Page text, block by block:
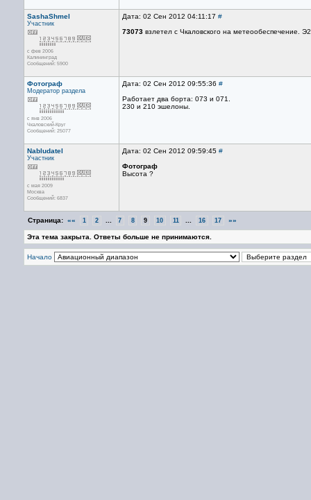
SashaShmel
Участник
с фев 2006
Калининград
Сообщений: 5900
Дата: 02 Сен 2012 04:11:17 #
73073 взлетел с Чкаловского на метеообеспечение.
Фотограф
Модератор раздела
с янв 2006
Чкаловский-Круг
Сообщений: 25077
Дата: 02 Сен 2012 09:55:36 #
Работает два борта: 073 и 071.
230 и 210 эшелоны.
Nabludatel
Участник
с мая 2009
Москва
Сообщений: 6837
Дата: 02 Сен 2012 09:59:45 #
Фотограф
Высота ?
Страница: «« 1 2 7 8 9 10 11 16 17 »»
Эта тема закрыта. Ответы больше не принимаются.
Начало